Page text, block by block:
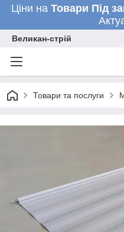
Ціни на Товари Під
Великан-стрій
Товари та послуги